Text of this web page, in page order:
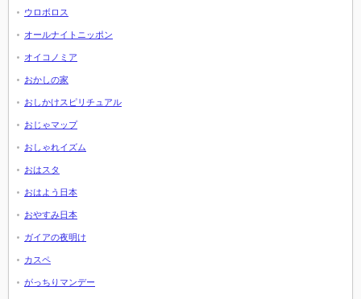
ウロボロス
オールナイトニッポン
オイコノミア
おかしの家
おしかけスピリチュアル
おじゃマップ
おしゃれイズム
おはスタ
おはよう日本
おやすみ日本
ガイアの夜明け
カスペ
がっちりマンデー